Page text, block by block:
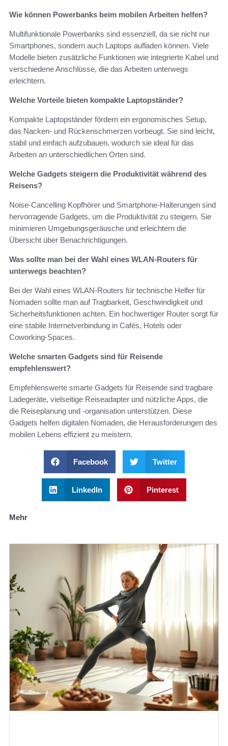
Wie können Powerbanks beim mobilen Arbeiten helfen?
Multifunktionale Powerbanks sind essenziell, da sie nicht nur
Smartphones, sondern auch Laptops aufladen können. Viele
Modelle bieten zusätzliche Funktionen wie integrierte Kabel und
verschiedene Anschlüsse, die das Arbeiten unterwegs
erleichtern.
Welche Vorteile bieten kompakte Laptopständer?
Kompakte Laptopständer fördern ein ergonomisches Setup,
das Nacken- und Rückenschmerzen vorbeugt. Sie sind leicht,
stabil und einfach aufzubauen, wodurch sie ideal für das
Arbeiten an unterschiedlichen Orten sind.
Welche Gadgets steigern die Produktivität während des
Reisens?
Noise-Cancelling Kopfhörer und Smartphone-Halterungen sind
hervorragende Gadgets, um die Produktivität zu steigern. Sie
minimieren Umgebungsgeräusche und erleichtern die
Übersicht über Benachrichtigungen.
Was sollte man bei der Wahl eines WLAN-Routers für
unterwegs beachten?
Bei der Wahl eines WLAN-Routers für technische Helfer für
Nomaden sollte man auf Tragbarkeit, Geschwindigkeit und
Sicherheitsfunktionen achten. Ein hochwertiger Router sorgt für
eine stabile Internetverbindung in Cafés, Hotels oder
Coworking-Spaces.
Welche smarten Gadgets sind für Reisende
empfehlenswert?
Empfehlenswerte smarte Gadgets für Reisende sind tragbare
Ladegeräte, vielseitige Reiseadapter und nützliche Apps, die
die Reiseplanung und -organisation unterstützen. Diese
Gadgets helfen digitalen Nomaden, die Herausforderungen des
mobilen Lebens effizient zu meistern.
Facebook Twitter
LinkedIn Pinterest
Mehr